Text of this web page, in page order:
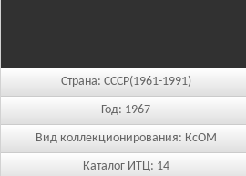
Страна: СССР(1961-1991)
Год: 1967
Вид коллекционирования: КсОМ
Каталог ИТЦ: 14